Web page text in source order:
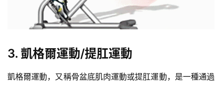
身
頻
3. 凱格爾運動/提肛運動
凱格爾運動，又稱骨盆底肌肉運動或提肛運動，是一種通過